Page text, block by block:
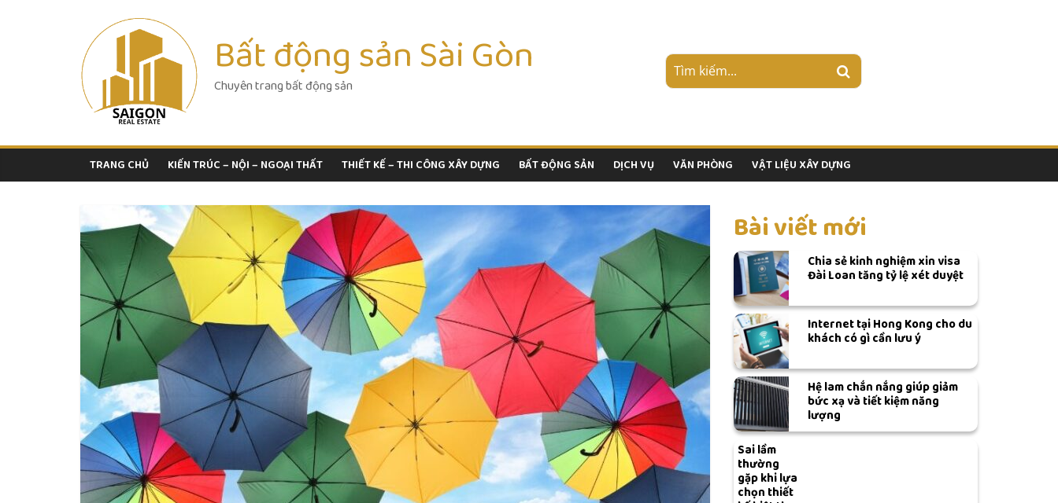
Bất động sản Sài Gòn
Chuyên trang bất động sản
TRANG CHỦ KIẾN TRÚC – NỘI – NGOẠI THẤT THIẾT KẾ – THI CÔNG XÂY DỰNG BẤT ĐỘNG SẢN DỊCH VỤ VĂN PHÒNG VẬT LIỆU XÂY DỰNG
Bài viết mới
Chia sẻ kinh nghiệm xin visa
Đài Loan tăng tỷ lệ xét duyệt
Internet tại Hong Kong cho du
khách có gì cần lưu ý
Hệ lam chắn nắng giúp giảm
bức xạ và tiết kiệm năng
lượng
Sai lầm
thường
gặp khi lựa
chọn thiết